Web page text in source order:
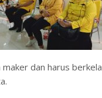
dan harus